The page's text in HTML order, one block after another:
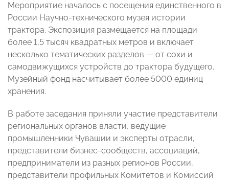
Мероприятие началось с посещения единственного в
России Научно-технического музея истории
трактора. Экспозиция размещается на площади
более 1,5 тысяч квадратных метров и включает
несколько тематических разделов — от сохи и
самодвижущихся устройств до трактора будущего.
Музейный фонд насчитывает более 5000 единиц
хранения.
В работе заседания приняли участие представители
региональных органов власти, ведущие
промышленники Чувашии и эксперты отрасли,
представители бизнес-сообществ, ассоциаций,
предприниматели из разных регионов России,
представители профильных Комитетов и Комиссий